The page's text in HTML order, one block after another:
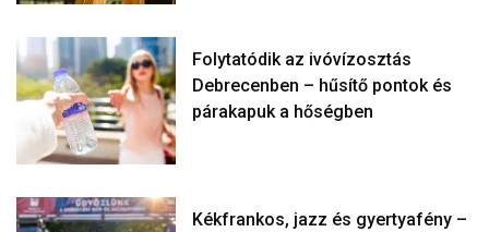
Folytatódik az ivóvízosztás
Debrecenben – hűsítő pontok és
párakapuk a hőségben
Kékfrankos, jazz és gyertyafény –